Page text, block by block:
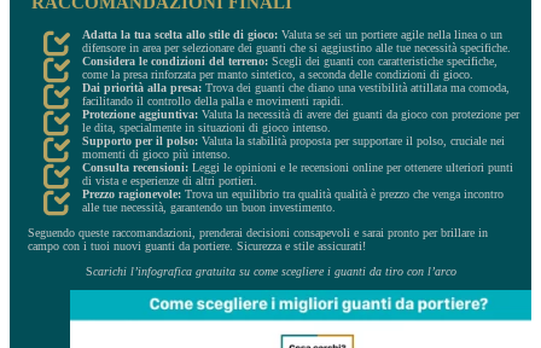
Adatta la tua scelta allo stile di gioco: Valuta se sei un portiere agile nella linea o un
difensore in area per selezionare dei guanti che si aggiustino alle tue necessità specifiche.
Considera le condizioni del terreno: Scegli dei guanti con caratteristiche specifiche,
come la presa rinforzata per manto sintetico, a seconda delle condizioni di gioco.
Dai priorità alla presa: Trova dei guanti che diano una vestibilità attillata ma comoda,
facilitando il controllo della palla e movimenti rapidi.
Protezione aggiuntiva: Valuta la necessità di avere dei guanti da gioco con protezione per
le dita, specialmente in situazioni di gioco intenso.
Supporto per il polso: Valuta la stabilità proposta per supportare il polso, cruciale nei
momenti di gioco più intenso.
Consulta recensioni: Leggi le opinioni e le recensioni online per ottenere ulteriori punti
di vista e esperienze di altri portieri.
Prezzo ragionevole: Trova un equilibrio tra qualità qualità è prezzo che venga incontro
alle tue necessità, garantendo un buon investimento.
Seguendo queste raccomandazioni, prenderai decisioni consapevoli e sarai pronto per brillare in
campo con i tuoi nuovi guanti da portiere. Sicurezza e stile assicurati!
Scarichi l’infografica gratuita su come scegliere i guanti da tiro con l’arco